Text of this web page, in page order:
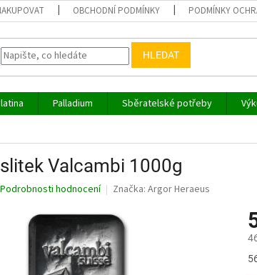
OBCHODNÍ PODMÍNKY PODMÍNKY
HLEDAT
Palladium Sběratelské potřeby
Valcambi 1000g
Podrobnosti hodnocení Značka: Argor Heraeus